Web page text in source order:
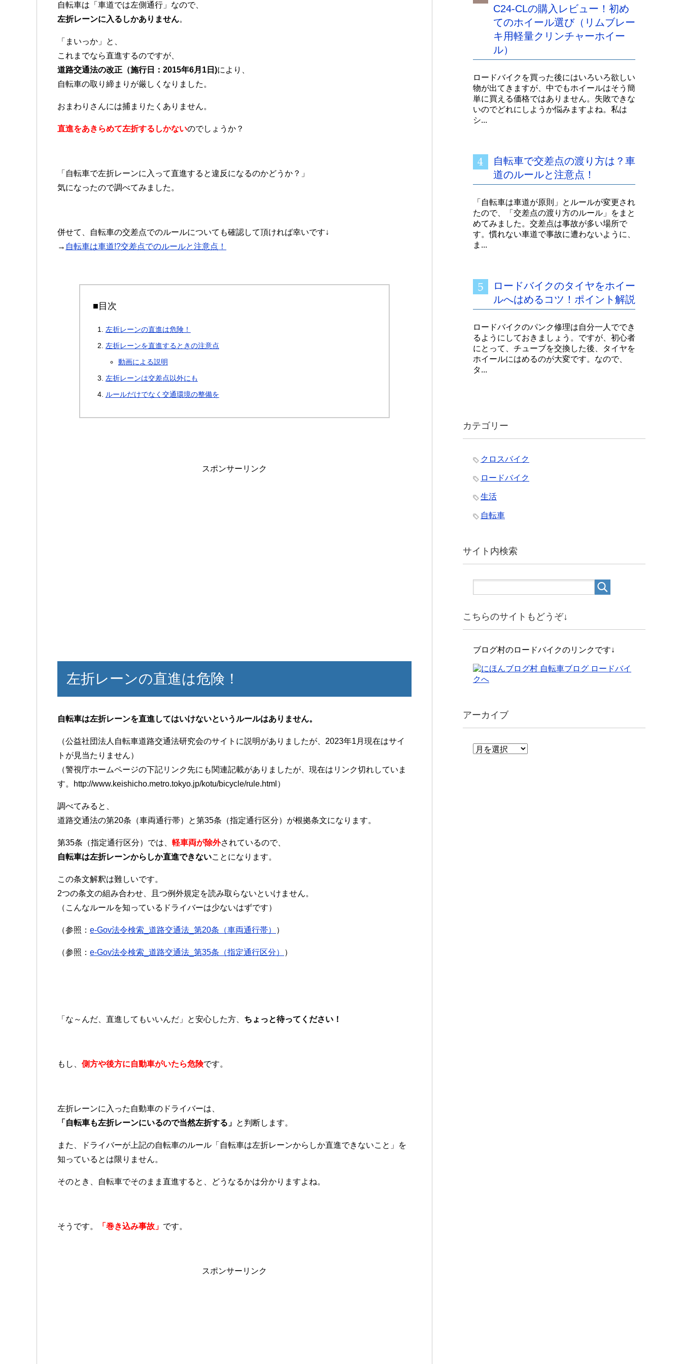
自転車は「車道では左側通行」なので、
左折レーンに入るしかありません。
「まいっか」と、
これまでなら直進するのですが、
道路交通法の改正（施行日：2015年6月1日)により、
自転車の取り締まりが厳しくなりました。
おまわりさんには捕まりたくありません。
直進をあきらめて左折するしかないのでしょうか？
「自転車で左折レーンに入って直進すると違反になるのかどうか？」
気になったので調べてみました。
併せて、自転車の交差点でのルールについても確認して頂ければ幸いです↓
→ 自転車は車道!?交差点でのルールと注意点！
■目次
左折レーンの直進は危険！
左折レーンを直進するときの注意点
動画による説明
左折レーンは交差点以外にも
ルールだけでなく交通環境の整備を
スポンサーリンク
左折レーンの直進は危険！
自転車は左折レーンを直進してはいけないというルールはありません。
（公益社団法人自転車道路交通法研究会のサイトに説明がありましたが、2023年1月現在はサイ
トが見当たりません）
（警視庁ホームページの下記リンク先にも関連記載がありましたが、現在はリンク切れしていま
す。http://www.keishicho.metro.tokyo.jp/kotu/bicycle/rule.html）
調べてみると、
道路交通法の第20条（車両通行帯）と第35条（指定通行区分）が根拠条文になります。
第35条（指定通行区分）では、 軽車両が除外されているので、
自転車は左折レーンからしか直進できないことになります。
この条文解釈は難しいです。
2つの条文の組み合わせ、且つ例外規定を読み取らないといけません。
（こんなルールを知っているドライバーは少ないはずです）
（参照： e-Gov法令検索_道路交通法_第20条（車両通行帯） ）
（参照： e-Gov法令検索_道路交通法_第35条（指定通行区分） ）
「な～んだ、直進してもいいんだ」と安心した方、 ちょっと待ってください！
もし、 側方や後方に自動車がいたら危険です。
左折レーンに入った自動車のドライバーは、
「自転車も左折レーンにいるので当然左折する」 と判断します。
また、ドライバーが上記の自転車のルール「自転車は左折レーンからしか直進できないこと」を
知っているとは限りません。
そのとき、自転車でそのまま直進すると、どうなるかは分かりますよね。
そうです。 「巻き込み事故」 です。
スポンサーリンク
C24-CLの購入レビュー！初め
てのホイール選び（リムブレー
キ用軽量クリンチャーホイー
ル）
ロードバイクを買った後にはいろいろ欲しい
物が出てきますが、中でもホイールはそう簡
単に買える価格ではありません。失敗できな
いのでどれにしようか悩みますよね。私は
シ...
自転車で交差点の渡り方は？車
道のルールと注意点！
「自転車は車道が原則」とルールが変更され
たので、「交差点の渡り方のルール」をまと
めてみました。交差点は事故が多い場所で
す。慣れない車道で事故に遭わないように、
ま...
ロードバイクのタイヤをホイー
ルへはめるコツ！ポイント解説
ロードバイクのパンク修理は自分一人ででき
るようにしておきましょう。ですが、初心者
にとって、チューブを交換した後、タイヤを
ホイールにはめるのが大変です。なので、
タ...
カテゴリー
クロスバイク
ロードバイク
生活
自転車
サイト内検索
こちらのサイトもどうぞ↓
ブログ村のロードバイクのリンクです↓
アーカイブ
ア